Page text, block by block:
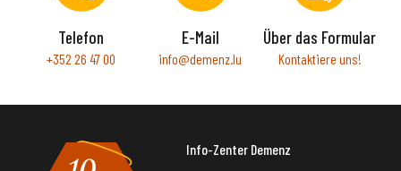
Telefon
+352 26 47 00
E-Mail
info@demenz.lu
Über das Formular
Kontaktiere uns!
Info-Zenter Demenz